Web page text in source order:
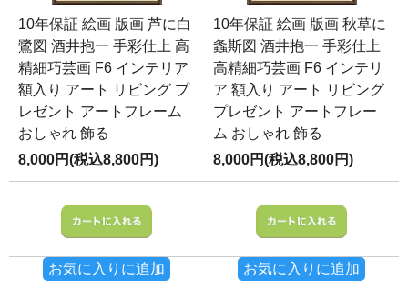
10年保証 絵画 版画 芦に白
鷺図 酒井抱一 手彩仕上 高
精細巧芸画 F6 インテリア
額入り アート リビング プ
レゼント アートフレーム
おしゃれ 飾る
8,000円(税込8,800円)
お気に入りに追加
10年保証 絵画 版画 秋草に
螽斯図 酒井抱一 手彩仕上
高精細巧芸画 F6 インテリ
ア 額入り アート リビング
プレゼント アートフレー
ム おしゃれ 飾る
8,000円(税込8,800円)
お気に入りに追加